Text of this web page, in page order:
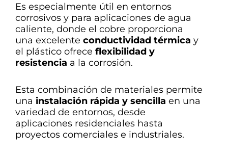
Es especialmente útil en entornos
corrosivos y para aplicaciones de agua
caliente, donde el cobre proporciona
una excelente conductividad térmica y
el plástico ofrece flexibilidad y
resistencia a la corrosión.
Esta combinación de materiales permite
una instalación rápida y sencilla en una
variedad de entornos, desde
aplicaciones residenciales hasta
proyectos comerciales e industriales.